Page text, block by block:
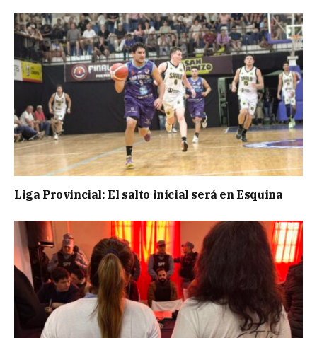
Liga Provincial: El salto inicial será en Esquina